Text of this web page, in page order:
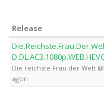
Release
Die reichste Frau der Welt
agon